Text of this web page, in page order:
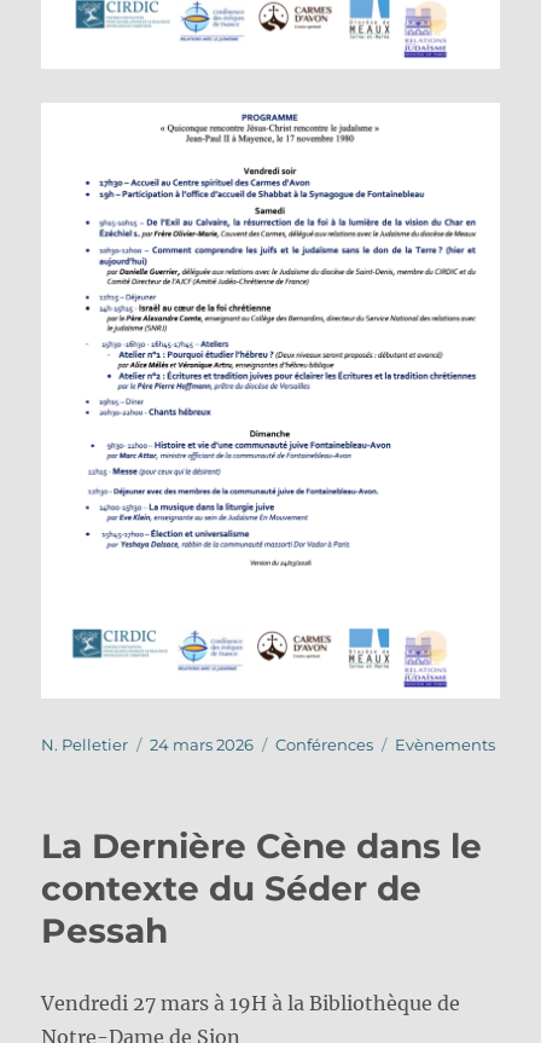
Auteur
N. Pelletier
Publié
24 mars 2026 Catégories
Conférences Étiquettes
Evènements
La Dernière Cène dans le
contexte du Séder de
Pessah
Vendredi 27 mars à 19H à la Bibliothèque de
Notre-Dame de Sion